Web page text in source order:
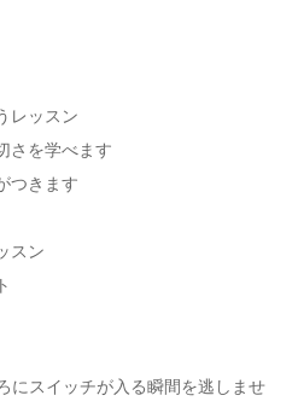
レッスン
さを学べます
つきます
スン
にスイッチが入る瞬間を逃しませ